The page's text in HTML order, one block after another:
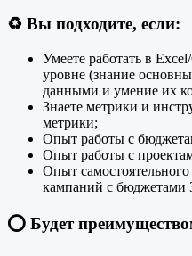
♻️ Вы подходите, если:
Умеете работать в
уровне (знание
данными и умение их
Знаете метрики и
метрики;
Опыт работы с
Опыт работы с
Опыт
кампаний с бюджетами
⭕️ Будет